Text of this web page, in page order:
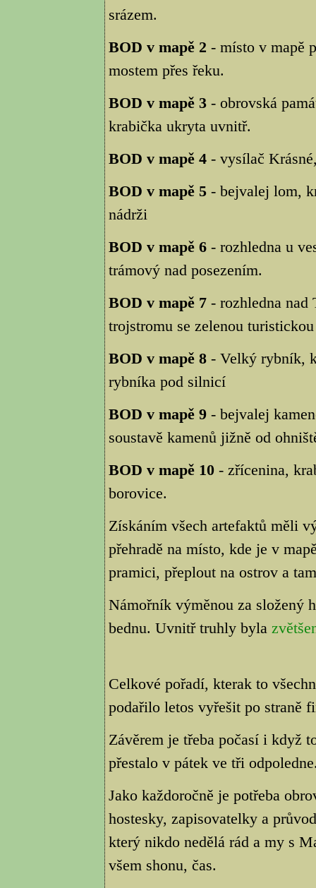
srázem.
BOD v mapě 2 - místo v mapě
mostem přes řeku.
BOD v mapě 3- obrovská
krabička ukryta uvnitř.
BOD v mapě 4- vysílač
BOD v mapě 5- bejvalej lom,
nádrži
BOD v mapě 6- rozhledna u
trámový nad posezením.
BOD v mapě 7- rozhledna nad
trojstromu se zelenou
BOD v mapě 8- Velký rybník,
rybníka pod silnicí
BOD v mapě 9- bejvalej
soustavě kamenů jižně od
BOD v mapě 10- zřícenina,
borovice.
Získáním všech artefaktů měli
přehradě na místo, kde je v
pramici, přeplout na ostrov a
Námořník výměnou za složený
bednu. Uvnitř truhly byla
Celkové pořadí, kterak to
podařilo letos vyřešit po straně
Závěrem je třeba počasí i když
přestalo v pátek ve tři
Jako každoročně je potřeba
hostesky, zapisovatelky a
který nikdo nedělá rád a my s
všem shonu, čas.